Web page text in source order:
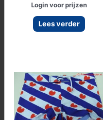
Login voor prijzen
Lees verder